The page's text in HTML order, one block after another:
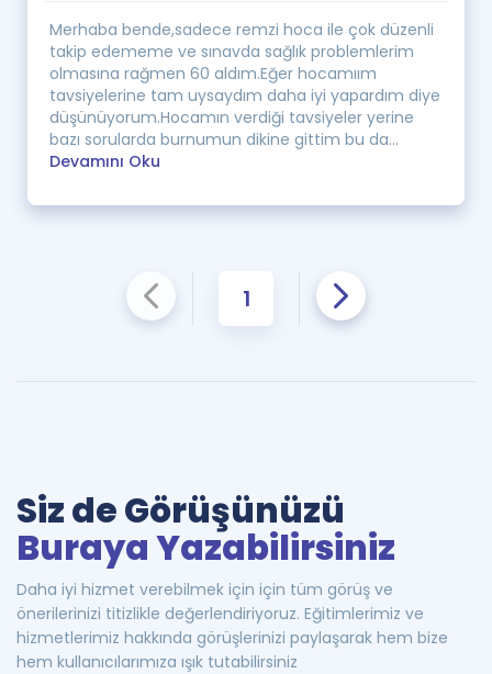
Merhaba bende,sadece remzi hoca ile çok düzenli
takip edememe ve sınavda sağlık problemlerim
olmasına rağmen 60 aldım.Eğer hocamıım
tavsiyelerine tam uysaydım daha iyi yapardım diye
düşünüyorum.Hocamın verdiği tavsiyeler yerine
bazı sorularda burnumun dikine gittim bu da...
Devamını Oku
1
Siz de Görüşünüzü
Buraya Yazabilirsiniz
Daha iyi hizmet verebilmek için için tüm görüş ve
önerilerinizi titizlikle değerlendiriyoruz. Eğitimlerimiz ve
hizmetlerimiz hakkında görüşlerinizi paylaşarak hem bize
hem kullanıcılarımıza ışık tutabilirsiniz